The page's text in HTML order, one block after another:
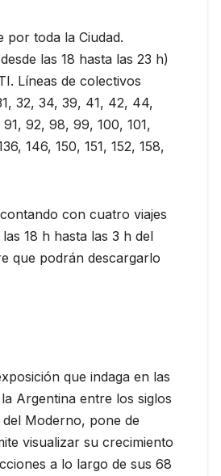
por toda la Ciudad.
las 18 hasta las 23 h)
Líneas de colectivos
32, 34, 39, 41, 42, 44,
92, 98, 99, 100, 101,
146, 150, 151, 152, 158,
con cuatro viajes
18 h hasta las 3 h del
que podrán descargarlo
que indaga en las
Argentina entre los siglos
Moderno, pone de
visualizar su crecimiento
a lo largo de sus 68